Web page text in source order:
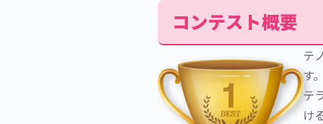
コンテスト概要
テ
す。
テ
け